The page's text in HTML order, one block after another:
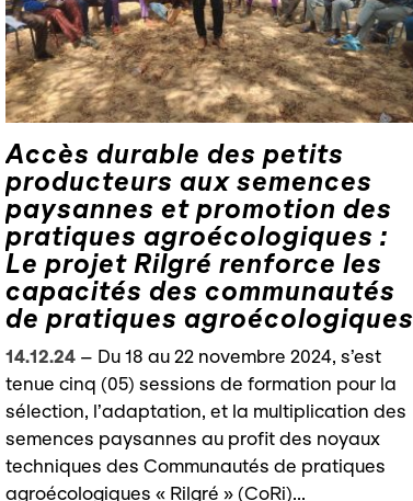
Accès durable des petits
producteurs aux semences
paysannes et promotion des
pratiques agroécologiques :
Le projet Rilgré renforce les
capacités des communautés
de pratiques agroécologiques
14.12.24 – Du 18 au 22 novembre 2024, s’est
tenue cinq (05) sessions de formation pour la
sélection, l’adaptation, et la multiplication des
semences paysannes au profit des noyaux
techniques des Communautés de pratiques
agroécologiques « Rilgré » (CoRi)...